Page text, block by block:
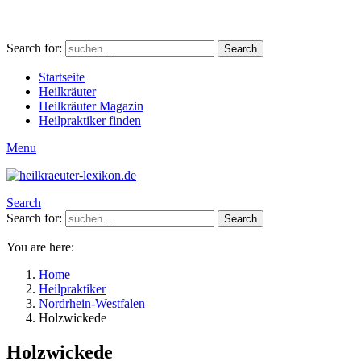
Search for: Search
Startseite
Heilkräuter
Heilkräuter Magazin
Heilpraktiker finden
Menu
Search
Search for:
Search
You are here:
Home
Heilpraktiker
Nordrhein-Westfalen
Holzwickede
Holzwickede